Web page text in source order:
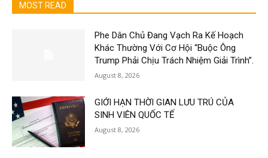
MOST READ
Phe Dân Chủ Đang Vạch Ra Kế Hoạch
Khác Thường Với Cơ Hội “Buộc Ông
Trump Phải Chịu Trách Nhiệm Giải Trình”.
August 8, 2026
GIỚI HẠN THỜI GIAN LƯU TRÚ CỦA
SINH VIÊN QUỐC TẾ
August 8, 2026